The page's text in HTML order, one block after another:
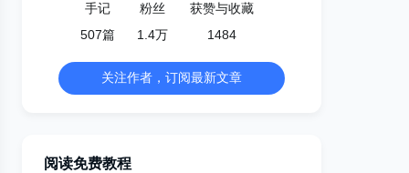
手记
507篇
粉丝
1.4万
获赞与收藏
1484
关注作者，订阅最新文章
阅读免费教程